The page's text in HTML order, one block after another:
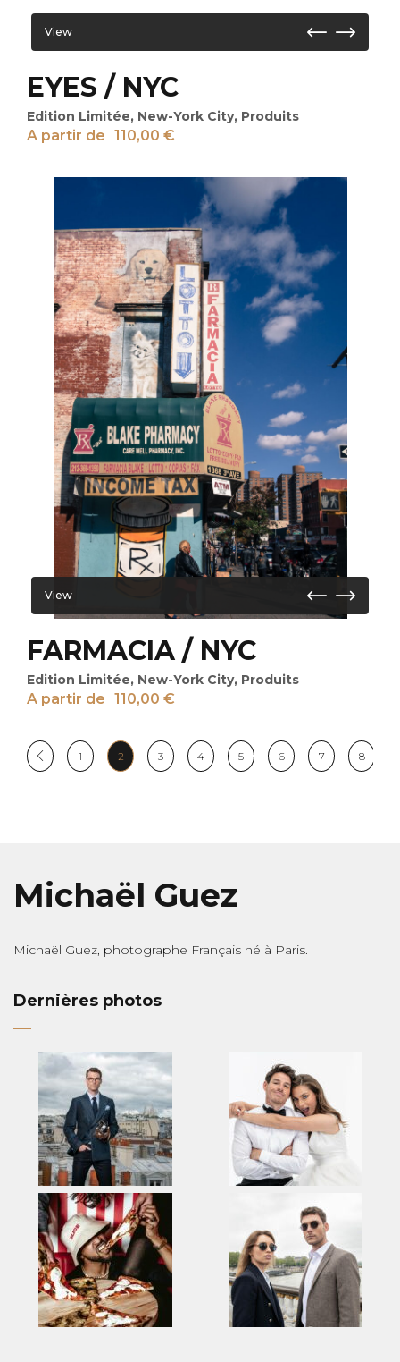
View
EYES / NYC
Edition Limitée, New-York City, Produits
A partir de 110,00 €
View
FARMACIA / NYC
Edition Limitée, New-York City, Produits
A partir de 110,00 €
1 2 3 4 5 6 7 8
Michaël Guez
Michaël Guez, photographe Français né à Paris.
Dernières photos